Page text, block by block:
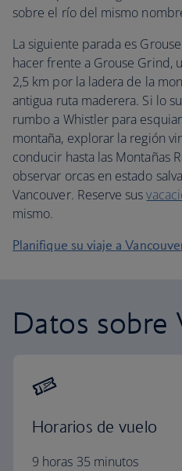
sobre el río del mismo
La siguiente parada es
hacer frente a Grouse Grind,
2,5 km por la ladera de la
antigua ruta maderera. Si lo
rumbo a Whistler para
montaña, explorar la región
conducir hasta las Montañas
observar orcas en estado
Vancouver. Reserve sus
mismo.
Planifique su viaje a
Datos sobre
Horarios de vuelo
9 horas 35 minutos